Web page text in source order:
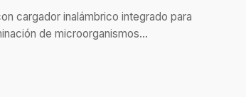
cargador inalámbrico integrado para
de microorganismos...